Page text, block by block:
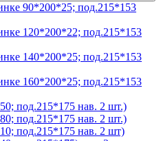
90*200*25; под.215*153
120*200*22; под.215*153
140*200*25; под.215*153
160*200*25; под.215*153
под.215*175 нав. 2 шт.)
под.215*175 нав. 2 шт.)
под.215*175 нав. 2 шт)